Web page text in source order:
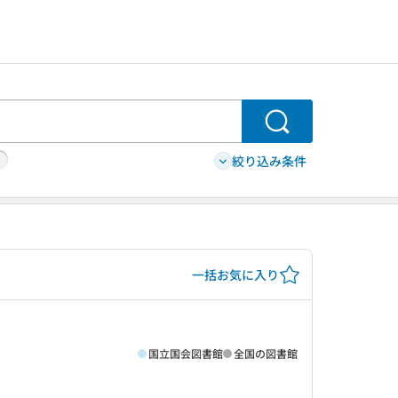
検索
絞り込み条件
一括お気に入り
国立国会図書館 全国の図書館